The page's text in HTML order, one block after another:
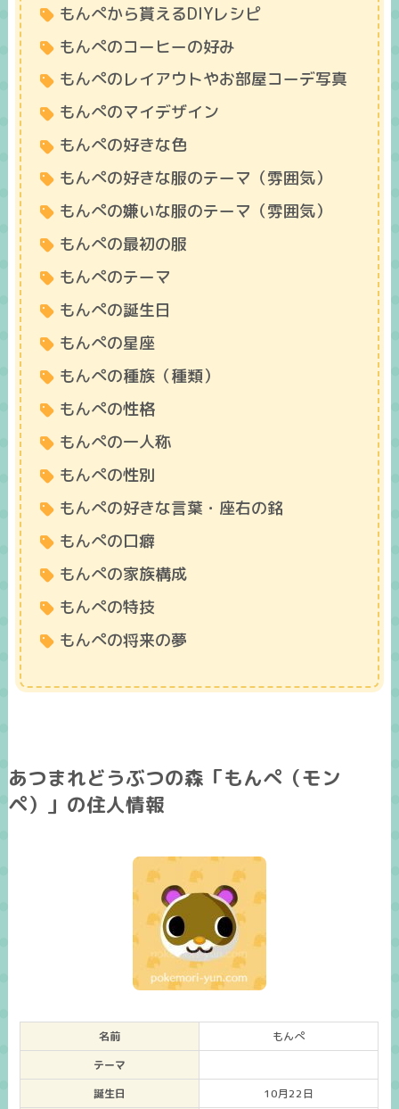
もんぺから貰えるDIYレシピ
もんぺのコーヒーの好み
もんぺのレイアウトやお部屋コーデ写真
もんぺのマイデザイン
もんぺの好きな色
もんぺの好きな服のテーマ（雰囲気）
もんぺの嫌いな服のテーマ（雰囲気）
もんぺの最初の服
もんぺのテーマ
もんぺの誕生日
もんぺの星座
もんぺの種族（種類）
もんぺの性格
もんぺの一人称
もんぺの性別
もんぺの好きな言葉・座右の銘
もんぺの口癖
もんぺの家族構成
もんぺの特技
もんぺの将来の夢
あつまれどうぶつの森「もんぺ（モン
ペ）」の住人情報
名前
もんぺ
テーマ
誕生日
10月22日